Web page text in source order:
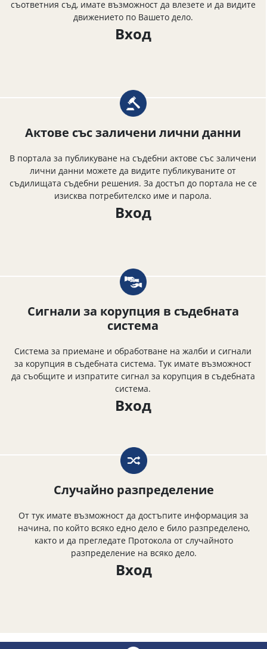
съответния съд, имате възможност да влезете и да видите
движението по Вашето дело.
Вход
Актове със заличени лични данни
В портала за публикуване на съдебни актове със заличени
лични данни можете да видите публикуваните от
съдилищата съдебни решения. За достъп до портала не се
изисква потребителско име и парола.
Вход
Сигнали за корупция в съдебната
система
Система за приемане и обработване на жалби и сигнали
за корупция в съдебната система. Тук имате възможност
да съобщите и изпратите сигнал за корупция в съдебната
система.
Вход
Случайно разпределение
От тук имате възможност да достъпите информация за
начина, по който всяко едно дело е било разпределено,
както и да прегледате Протокола от случайното
разпределение на всяко дело.
Вход